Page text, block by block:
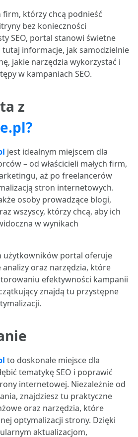
firm, którzy chcą podnieść
bez konieczności
SEO, portal stanowi świetne
tutaj informacje, jak samodzielnie
jakie narzędzia wykorzystać i
w kampaniach SEO.
z
jest idealnym miejscem dla
– od właścicieli małych firm,
aż po freelancerów
stron internetowych.
osoby prowadzące blogi,
wszyscy, którzy chcą, aby ich
w wynikach
użytkowników portal oferuje
analizy oraz narzędzia, które
efektywności kampanii
znajdą tu przystępne
to doskonałe miejsce dla
tematykę SEO i poprawić
internetowej. Niezależnie od
znajdziesz tu praktyczne
oraz narzędzia, które
optymalizacji strony. Dzięki
aktualizacjom,